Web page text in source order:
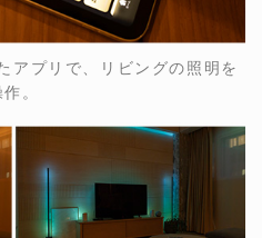
アプリで、リビングの照明を
。